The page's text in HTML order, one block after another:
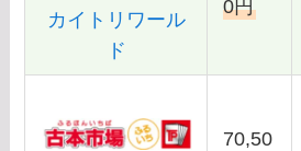
カイトリワール
ド
0円
70,50